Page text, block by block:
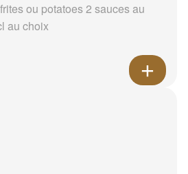
ou potatoes 2 sauces au
au choix